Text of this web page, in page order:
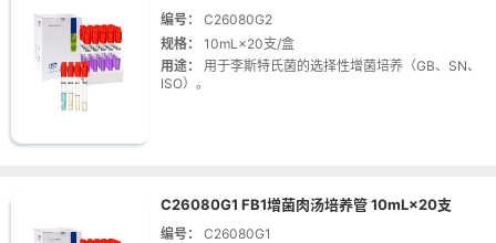
编号：
C26080G2
规格：
10mL×20支/盒
用途：
用于李斯特氏菌的选择性增菌培养（GB、SN、
ISO）。
C26080G1 FB1增菌肉汤培养管 10mL×20支
编号：
C26080G1